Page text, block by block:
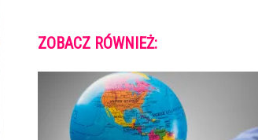
ZOBACZ RÓWNIEŻ: